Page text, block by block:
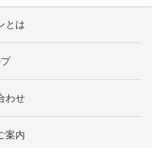
とは
わせ
案内